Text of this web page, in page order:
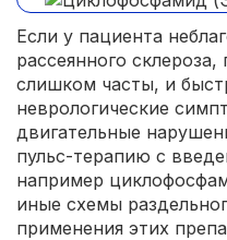
Если у пациента
рассеянного
слишком часты, и
неврологические
двигательные
пульс-терапию с
например
иные схемы
применения этих